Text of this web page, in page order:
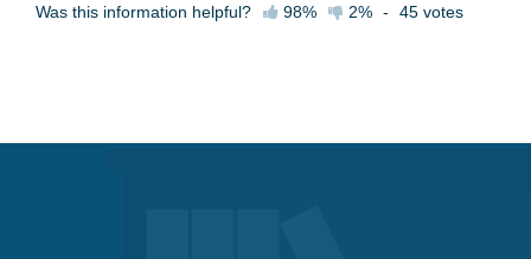
Was this information helpful? 98% 2% - 45 votes